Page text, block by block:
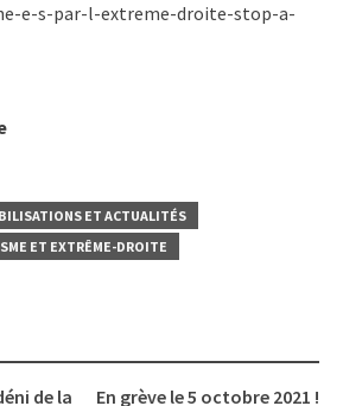
e-s-par-l-extreme-droite-stop-a-
ET ACTUALITÉS
ET EXTRÊME-DROITE
de la En grève le 5 octobre 2021 !